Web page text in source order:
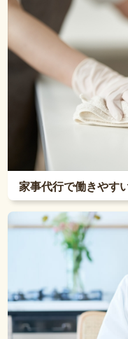
家事代行で働きやす